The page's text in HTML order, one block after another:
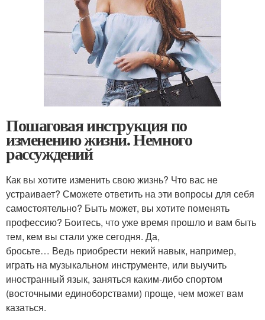
Пошаговая инструкция по
изменению жизни. Немного
рассуждений
Как вы хотите изменить свою жизнь? Что вас не
устраивает? Сможете ответить на эти вопросы для себя
самостоятельно? Быть может, вы хотите поменять
профессию? Боитесь, что уже время прошло и вам быть
тем, кем вы стали уже сегодня. Да,
бросьте… Ведь приобрести некий навык, например,
играть на музыкальном инструменте, или выучить
иностранный язык, заняться каким-либо спортом
(восточными единоборствами) проще, чем может вам
казаться.